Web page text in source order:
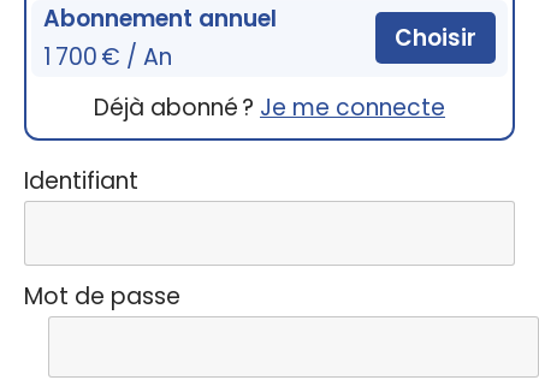
Abonnement annuel
1 700 € / An
Choisir
Déjà abonné ? Je me connecte
Identifiant
Mot de passe